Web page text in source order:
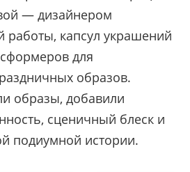
— дизайнером
работы, капсул украшений
для
образов.
образы, добавили
сценичный блеск и
подиумной истории.